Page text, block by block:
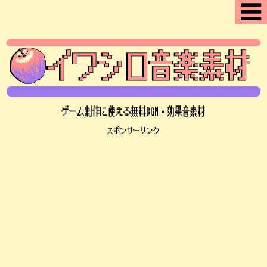
ゲーム制作に使える無料BGM・効果音素材
スポンサーリンク